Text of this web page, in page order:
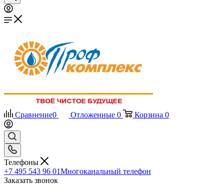
Сравнение0 Отложенные 0 Корзина 0
Телефоны
+7 495 543 96 01Многоканальный телефон
Заказать звонок